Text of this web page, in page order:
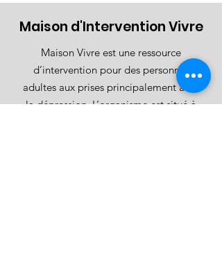
Maison d'Intervention Vivre
Maison Vivre est une ressource
d’intervention pour des personnes
adultes aux prises principalement avec
la dépression. L’organisme est situé à